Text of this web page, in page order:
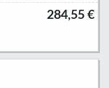
284,55 €